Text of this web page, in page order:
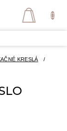
KRESLÁ
/